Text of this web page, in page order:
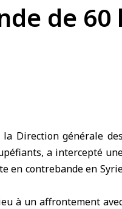
de 60
Direction générale des
a intercepté
en contrebande en
à un affrontement